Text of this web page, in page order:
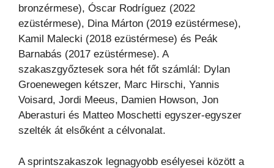
bronzérmese), Óscar Rodríguez (2022
ezüstérmese), Dina Márton (2019 ezüstérmese),
Kamil Malecki (2018 ezüstérmese) és Peák
Barnabás (2017 ezüstérmese). A
szakaszgyőztesek sora hét főt számlál: Dylan
Groenewegen kétszer, Marc Hirschi, Yannis
Voisard, Jordi Meeus, Damien Howson, Jon
Aberasturi és Matteo Moschetti egyszer-egyszer
szelték át elsőként a célvonalat.
A sprintszakaszok legnagyobb esélyesei között a